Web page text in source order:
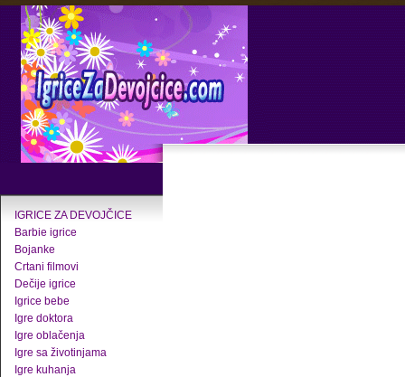
IGRICE ZA DEVOJČICE
Barbie igrice
Bojanke
Crtani filmovi
Dečije igrice
Igrice bebe
Igre doktora
Igre oblačenja
Igre sa životinjama
Igre kuhanja